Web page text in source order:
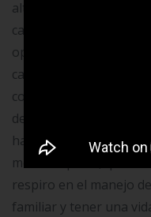
alternativas que les
carga financiera. Cada
opciones están
cambiamos nuestros
consumo y, sobre
de compras y gastos
hacemos, podemos
mediano plazo, que
respiro en el manejo
familiar y tener una